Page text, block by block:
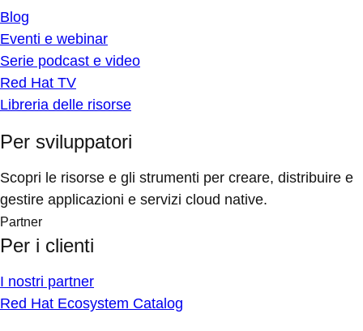
Blog
Eventi e webinar
Serie podcast e video
Red Hat TV
Libreria delle risorse
Per sviluppatori
Scopri le risorse e gli strumenti per creare, distribuire e
gestire applicazioni e servizi cloud native.
Partner
Per i clienti
I nostri partner
Red Hat Ecosystem Catalog